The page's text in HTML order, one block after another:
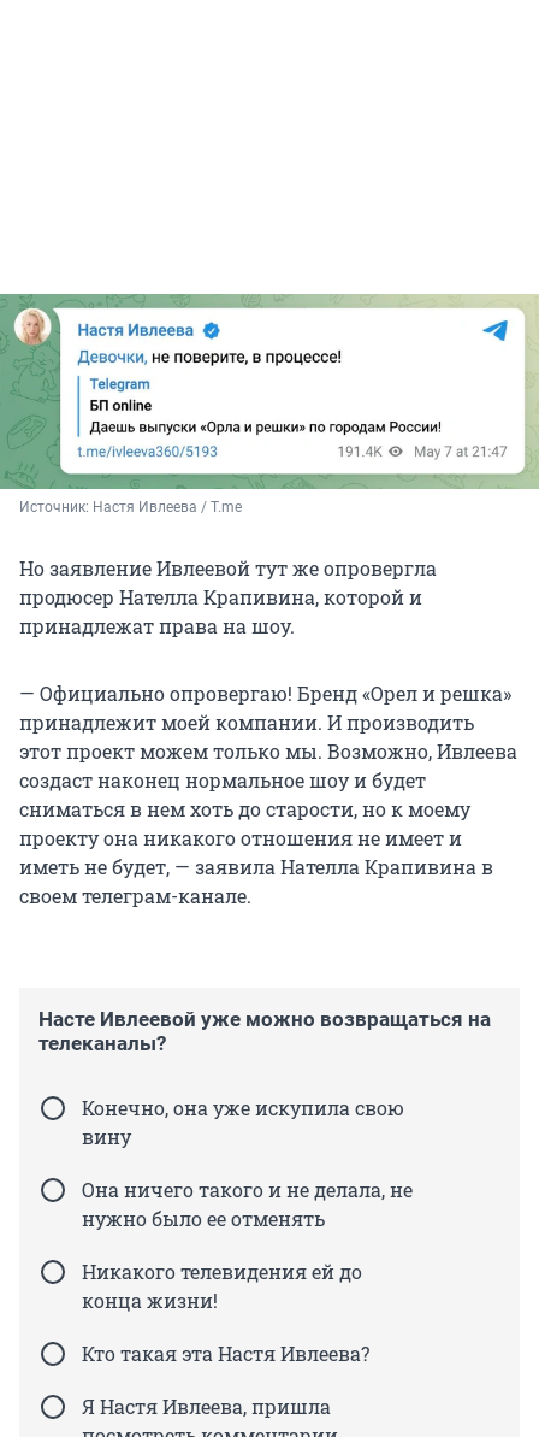
Источник: Настя Ивлеева / T.me
Но заявление Ивлеевой тут же опровергла
продюсер Нателла Крапивина, которой и
принадлежат права на шоу.
— Официально опровергаю! Бренд «Орел и решка»
принадлежит моей компании. И производить
этот проект можем только мы. Возможно, Ивлеева
создаст наконец нормальное шоу и будет
сниматься в нем хоть до старости, но к моему
проекту она никакого отношения не имеет и
иметь не будет, — заявила Нателла Крапивина в
своем телеграм-канале.
Насте Ивлеевой уже можно возвращаться на
телеканалы?
Конечно, она уже искупила свою
вину
Она ничего такого и не делала, не
нужно было ее отменять
Никакого телевидения ей до
конца жизни!
Кто такая эта Настя Ивлеева?
Я Настя Ивлеева, пришла